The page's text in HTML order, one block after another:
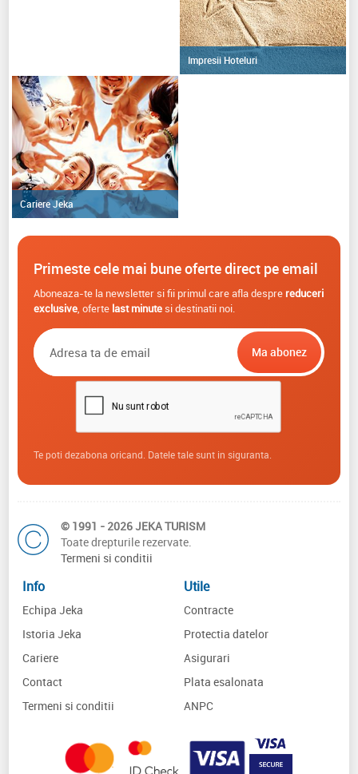
Impresii Hoteluri
Cariere Jeka
Primeste cele mai bune oferte direct pe email
Aboneaza-te la newsletter si fii primul care afla despre reduceri
exclusive, oferte last minutesi destinatii noi.
Te poti dezabona oricand. Datele tale sunt in siguranta.
© 1991 - 2026 JEKA TURISM
Toate drepturile rezervate.
Termeni si conditii
Info
Echipa Jeka
Istoria Jeka
Cariere
Contact
Termeni si conditii
Utile
Contracte
Protectia datelor
Asigurari
Plata esalonata
ANPC